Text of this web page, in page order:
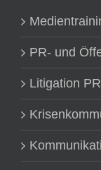
PR- und
Litigation